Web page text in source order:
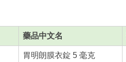
藥品中文名
胃明朗膜衣錠 5 毫克